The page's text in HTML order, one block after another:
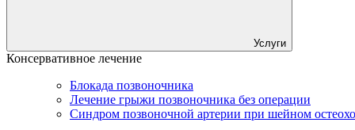
Услуги
Консервативное лечение
Блокада позвоночника
Лечение грыжи позвоночника без операции
Синдром позвоночной артерии при шейном